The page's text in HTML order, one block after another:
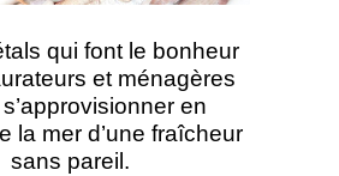
qui font le bonheur
et ménagères
en
la mer d’une fraîcheur
sans pareil.